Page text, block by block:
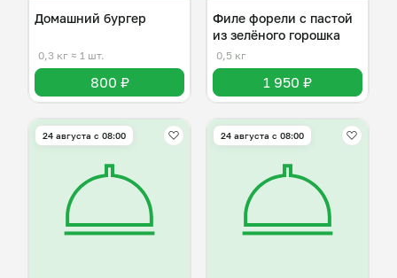
Домашний бургер
0,3 кг ≈ 1 шт.
800 ₽
Филе форели с пастой
из зелёного горошка
0,5 кг
1 950 ₽
24 августа с 08:00 24 августа с 08:00